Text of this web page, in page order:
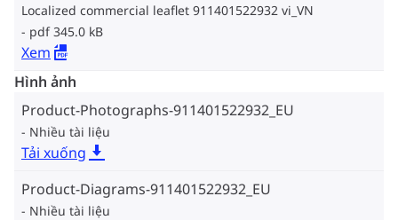
Localized commercial leaflet 911401522932 vi_VN
pdf 345.0 kB
Xem
Hình ảnh
Product-Photographs-911401522932_EU
Nhiều tài liệu
Tải xuống
Product-Diagrams-911401522932_EU
Nhiều tài liệu